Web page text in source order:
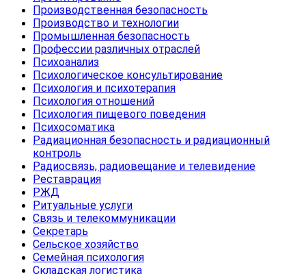
Производственная безопасность
Производство и технологии
Промышленная безопасность
Профессии различных отраслей
Психоанализ
Психологическое консультирование
Психология и психотерапия
Психология отношений
Психология пищевого поведения
Психосоматика
Радиационная безопасность и радиационный
контроль
Радиосвязь, радиовещание и телевидение
Реставрация
РЖД
Ритуальные услуги
Связь и телекоммуникации
Секретарь
Сельское хозяйство
Семейная психология
Складская логистика